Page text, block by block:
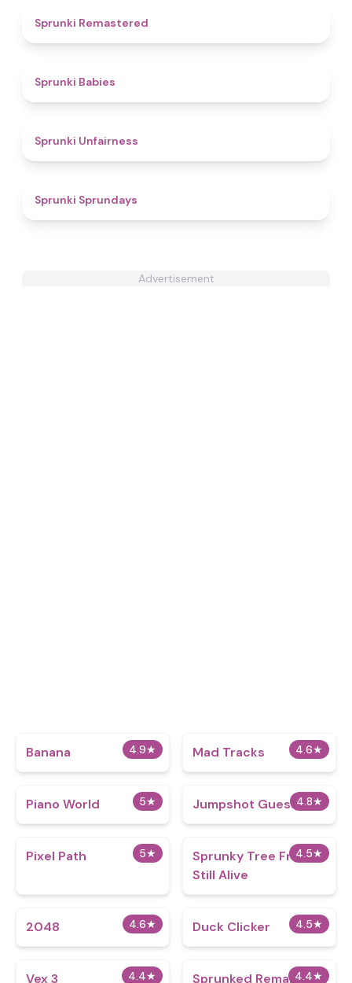
Sprunki Remastered
Sprunki Babies
Sprunki Unfairness
Sprunki Sprundays
Advertisement
4.9★
Banana 4.6★
Mad Tracks
5★
Piano World 4.8★
Jumpshot Guesser
5★
Pixel Path 4.5★
Sprunky Tree Friends
Still Alive​
4.6★
2048 4.5★
Duck Clicker
4.4★
Vex 3 4.4★
Sprunked Remake 3.0